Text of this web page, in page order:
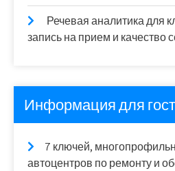
Речевая аналитика для
запись на прием и качество
Информация для
7 ключей,
автоцентров по ремонту и